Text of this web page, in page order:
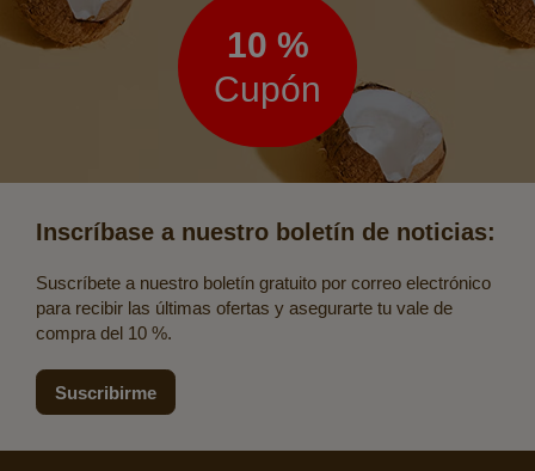
noticias
10 %
Cupón
Inscríbase a nuestro boletín de noticias:
Suscríbete a nuestro boletín gratuito por correo electrónico
para recibir las últimas ofertas y asegurarte tu vale de
compra del 10 %.
Suscribirme